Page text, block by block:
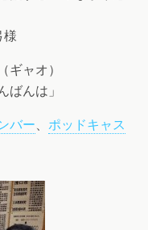
様
ャオ）
んは」
バー、 ポッドキャス